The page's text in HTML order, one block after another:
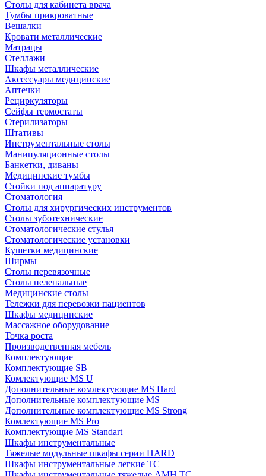
Столы для кабинета врача
Тумбы прикроватные
Вешалки
Кровати металлические
Матрацы
Стеллажи
Шкафы металлические
Аксессуары медицинские
Аптечки
Рециркуляторы
Сейфы термостаты
Стерилизаторы
Штативы
Инструментальные столы
Манипуляционные столы
Банкетки, диваны
Медицинские тумбы
Стойки под аппаратуру
Стоматология
Столы для хирургических инструментов
Столы зуботехнические
Стоматологические стулья
Стоматологические установки
Кушетки медицинские
Ширмы
Столы перевязочные
Столы пеленальные
Медицинские столы
Тележки для перевозки пациентов
Шкафы медицинские
Массажное оборудование
Точка роста
Производственная мебель
Комплектующие
Комплектующие SB
Комлектующие MS U
Дополнительные комлектующие MS Hard
Дополнительные комплектующие MS
Дополнительные комплектующие MS Strong
Комлектующие MS Pro
Комплектующие MS Standart
Шкафы инструментальные
Тяжелые модульные шкафы серии HARD
Шкафы инструментальные легкие ТС